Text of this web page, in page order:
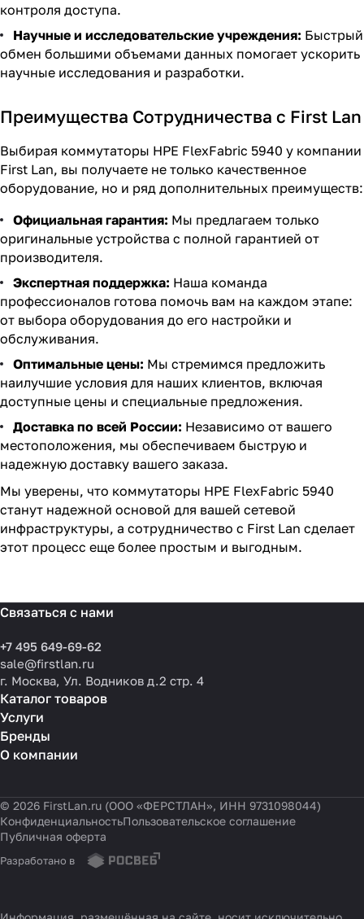
контроля доступа.
Научные и исследовательские учреждения: Быстрый
обмен большими объемами данных помогает ускорить
научные исследования и разработки.
Преимущества Сотрудничества с First Lan
Выбирая коммутаторы HPE FlexFabric 5940 у компании
First Lan, вы получаете не только качественное
оборудование, но и ряд дополнительных преимуществ:
Официальная гарантия: Мы предлагаем только
оригинальные устройства с полной гарантией от
производителя.
Экспертная поддержка: Наша команда
профессионалов готова помочь вам на каждом этапе:
от выбора оборудования до его настройки и
обслуживания.
Оптимальные цены: Мы стремимся предложить
наилучшие условия для наших клиентов, включая
доступные цены и специальные предложения.
Доставка по всей России: Независимо от вашего
местоположения, мы обеспечиваем быструю и
надежную доставку вашего заказа.
Мы уверены, что коммутаторы HPE FlexFabric 5940
станут надежной основой для вашей сетевой
инфраструктуры, а сотрудничество с First Lan сделает
этот процесс еще более простым и выгодным.
Связаться с нами
+7 495 649-69-62
sale@firstlan.ru
г. Москва, Ул. Водников д.2 стр. 4
Каталог товаров
Услуги
Бренды
О компании
© 2026 FirstLan.ru (ООО «ФЕРСТЛАН», ИНН 9731098044)
КонфиденциальностьПользовательское соглашение
Публичная оферта
Разработано в